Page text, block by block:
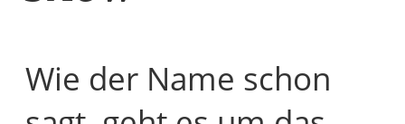
Wie der Name schon